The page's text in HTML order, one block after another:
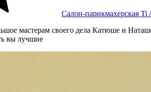
Салон-парикмахерская
мастерам своего дела Катюше и
вы лучшие